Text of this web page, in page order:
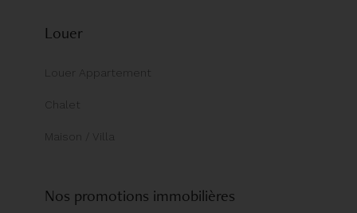
Louer
Louer Appartement
Chalet
Maison / Villa
Nos promotions immobilières